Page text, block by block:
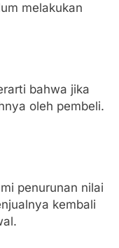
melakukan
bahwa jika
oleh pembeli.
penurunan nilai
kembali